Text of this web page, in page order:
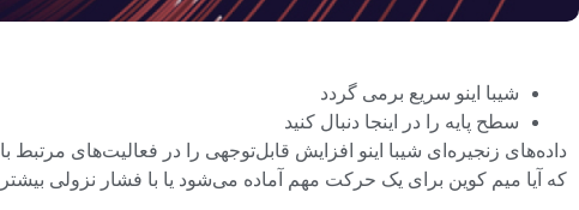
شیبا اینو سریع برمی گردد
سطح پایه را در اینجا دنبال کنید
که آیا میم کوین برای یک حرکت مهم آماده می‌شود یا با فشار نزولی